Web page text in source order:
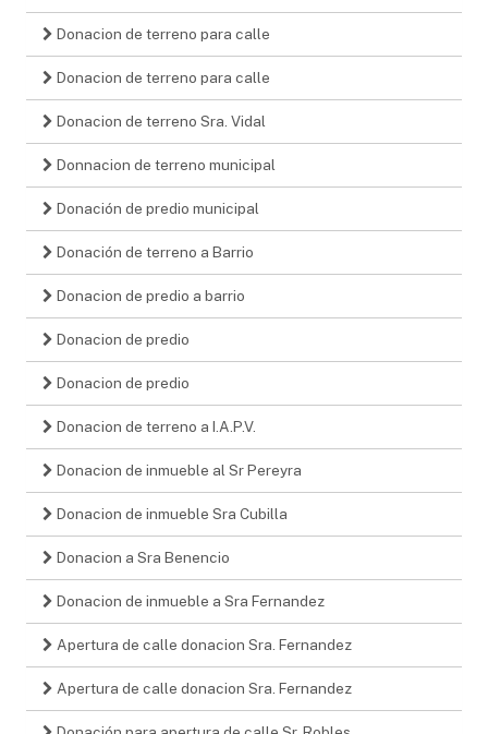
Donacion de terreno para calle
Donacion de terreno para calle
Donacion de terreno Sra. Vidal
Donnacion de terreno municipal
Donación de predio municipal
Donación de terreno a Barrio
Donacion de predio a barrio
Donacion de predio
Donacion de predio
Donacion de terreno a I.A.P.V.
Donacion de inmueble al Sr Pereyra
Donacion de inmueble Sra Cubilla
Donacion a Sra Benencio
Donacion de inmueble a Sra Fernandez
Apertura de calle donacion Sra. Fernandez
Apertura de calle donacion Sra. Fernandez